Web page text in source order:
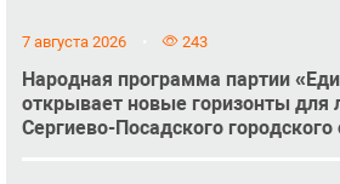
7 августа 2026 243
Народная программа партии
открывает новые горизонты для
Сергиево-Посадского городского